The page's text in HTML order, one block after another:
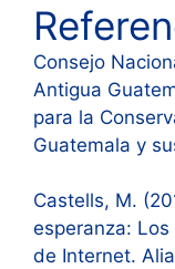
Consejo
Antigua
para la
Guatemala y
Castells, M.
esperanza:
de Internet.